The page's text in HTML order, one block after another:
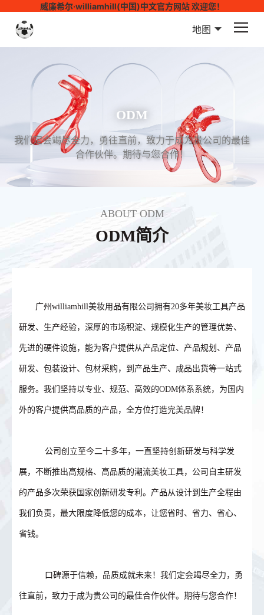
威廉希尔·williamhill(中国)中文官方网站 欢迎您！
地图
ODM
我们定会竭尽全力，勇往直前，致力于成为贵公司的最佳
合作伙伴。期待与您合作！
ABOUT ODM
ODM简介
广州williamhill美妆用品有限公司拥有20多年美妆工具产品
研发、生产经验，深厚的市场积淀、规模化生产的管理优势、
先进的硬件设施，能为客户提供从产品定位、产品规划、产品
研发、包装设计、包材采购，到产品生产、成品出货等一站式
服务。我们坚持以专业、规范、高效的ODM体系系统，为国内
外的客户提供高品质的产品，全方位打造完美品牌！
公司创立至今二十多年，一直坚持创新研发与科学发
展，不断推出高规格、高品质的潮流美妆工具，公司自主研发
的产品多次荣获国家创新研发专利。产品从设计到生产全程由
我们负责，最大限度降低您的成本，让您省时、省力、省心、
省钱。
口碑源于信赖，品质成就未来！我们定会竭尽全力，勇
往直前，致力于成为贵公司的最佳合作伙伴。期待与您合作！